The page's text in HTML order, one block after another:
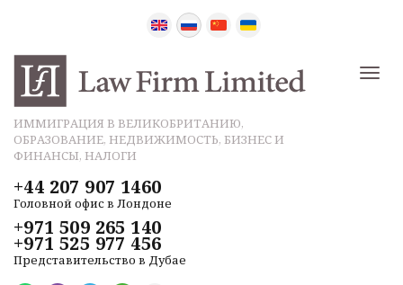
ИММИГРАЦИЯ В ВЕЛИКОБРИТАНИЮ,
ОБРАЗОВАНИЕ, НЕДВИЖИМОСТЬ, БИЗНЕС И
ФИНАНСЫ, НАЛОГИ
+44 207 907 1460
Головной офис в Лондоне
+971 509 265 140
+971 525 977 456
Представительство в Дубае